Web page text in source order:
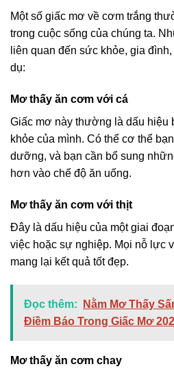
Một số giấc mơ về cơm trắng
trong cuộc sống của chúng ta.
liên quan đến sức khỏe, gia
dụ:
Mơ thấy ăn cơm với cá
Giấc mơ này thường là dấu hiệu
khỏe của mình. Có thể cơ thể
dưỡng, và bạn cần bổ sung
hơn vào chế độ ăn uống.
Mơ thấy ăn cơm với thịt
Đây là dấu hiệu của một giai
việc hoặc sự nghiệp. Mọi nỗ lực
mang lại kết quả tốt đẹp.
Đọc thêm:
Nằm Mơ Thấy
Điềm Báo Trong Giấc Mơ
Mơ thấy ăn cơm chay